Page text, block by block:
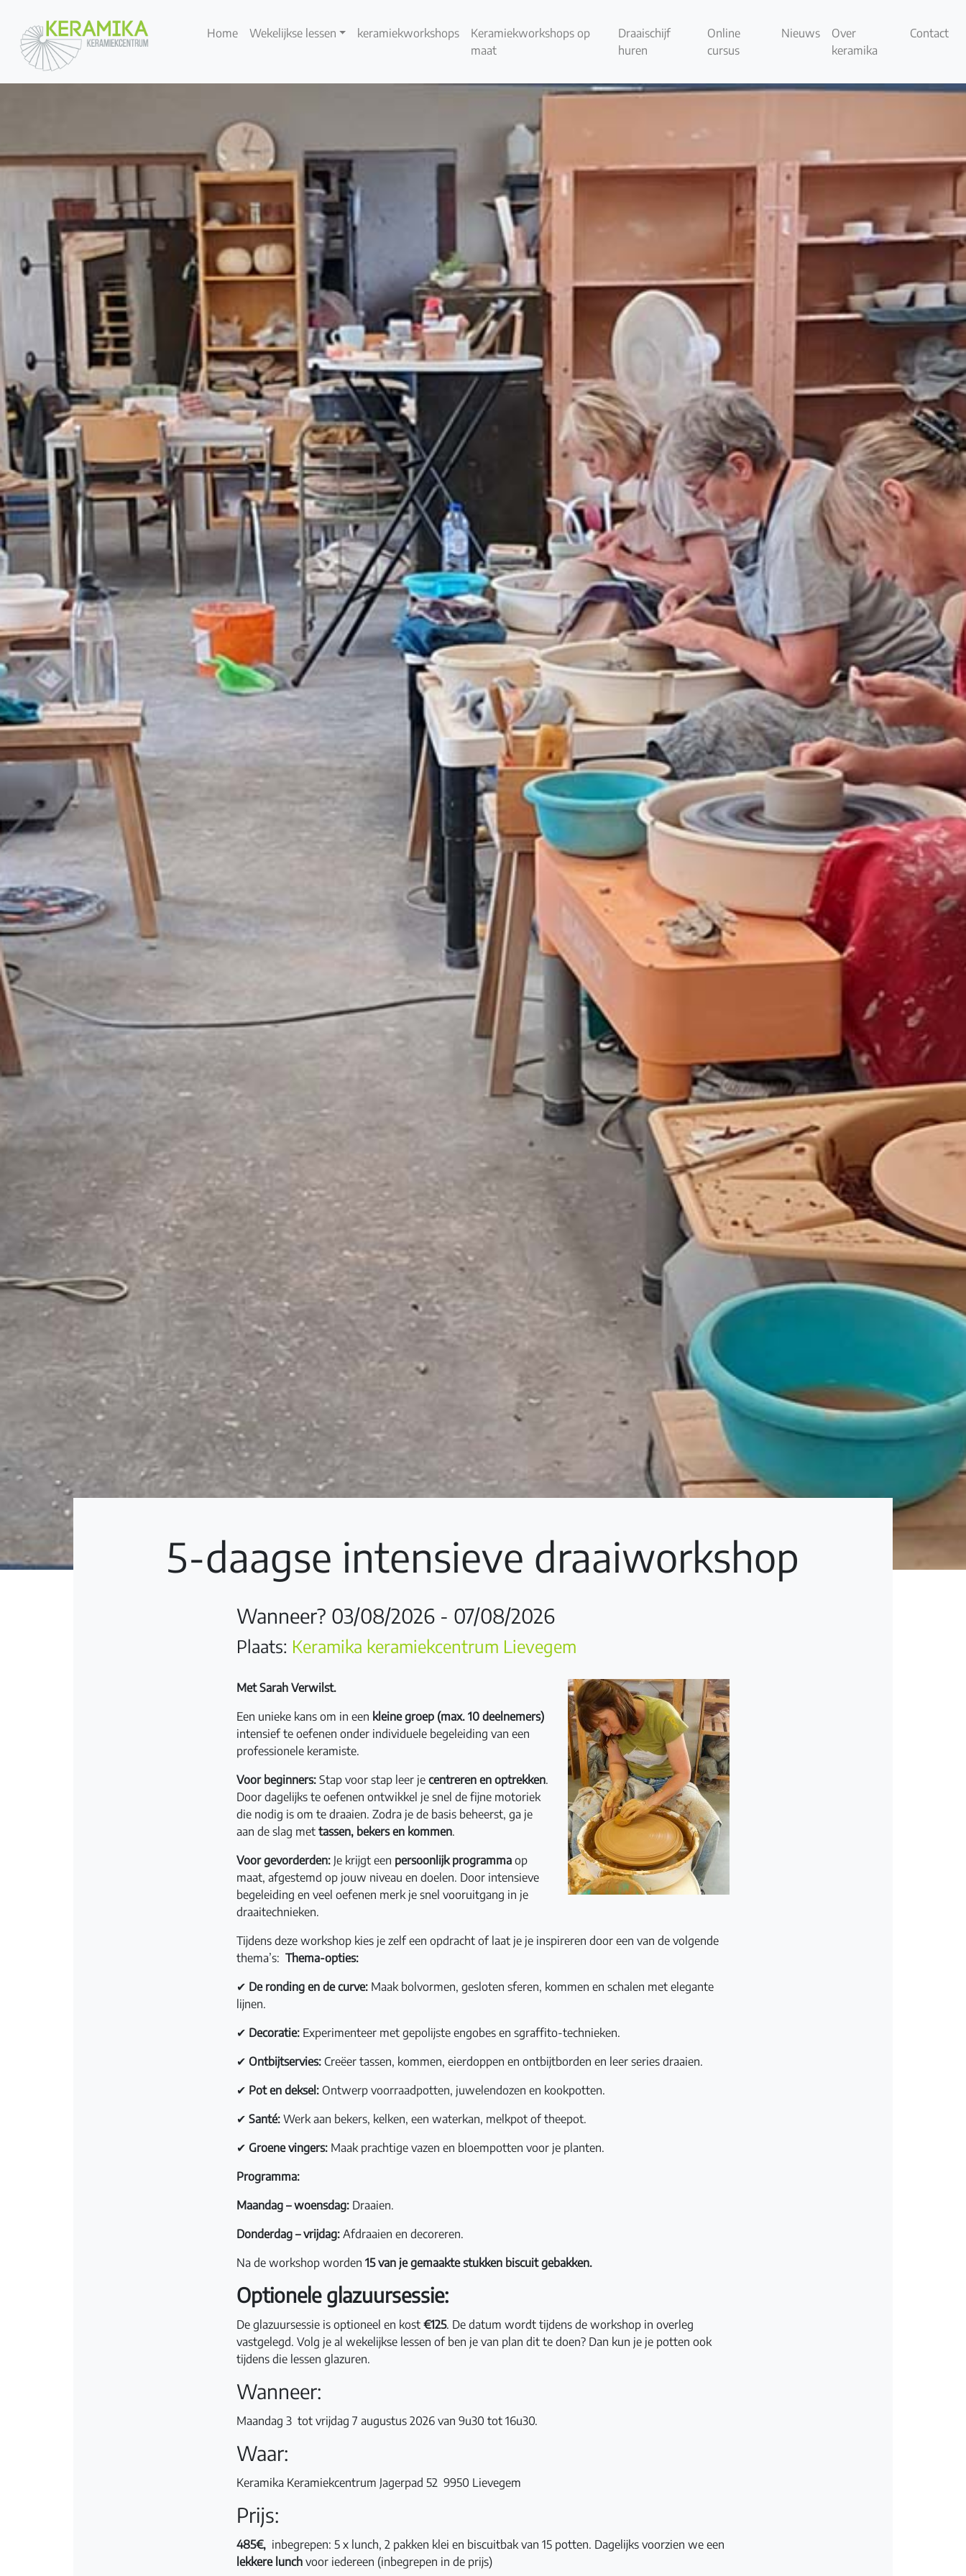
Home Wekelijkse lessen keramiekworkshops
Keramiekworkshops op
maat
Draaischijf
huren
Online
cursus
Nieuws
Over
keramika
Contact
5-daagse intensieve draaiworkshop
Wanneer? 03/08/2026 - 07/08/2026
Plaats: Keramika keramiekcentrum Lievegem
Met Sarah Verwilst.
Een unieke kans om in een kleine groep (max. 10 deelnemers)
intensief te oefenen onder individuele begeleiding van een
professionele keramiste.
Voor beginners: Stap voor stap leer je centreren en optrekken.
Door dagelijks te oefenen ontwikkel je snel de fijne motoriek
die nodig is om te draaien. Zodra je de basis beheerst, ga je
aan de slag met tassen, bekers en kommen.
Voor gevorderden: Je krijgt een persoonlijk programma op
maat, afgestemd op jouw niveau en doelen. Door intensieve
begeleiding en veel oefenen merk je snel vooruitgang in je
draaitechnieken.
Tijdens deze workshop kies je zelf een opdracht of laat je je inspireren door een van de volgende
thema’s: Thema-opties:
✔ De ronding en de curve: Maak bolvormen, gesloten sferen, kommen en schalen met elegante
lijnen.
✔ Decoratie: Experimenteer met gepolijste engobes en sgraffito-technieken.
✔ Ontbijtservies: Creëer tassen, kommen, eierdoppen en ontbijtborden en leer series draaien.
✔ Pot en deksel: Ontwerp voorraadpotten, juwelendozen en kookpotten.
✔ Santé: Werk aan bekers, kelken, een waterkan, melkpot of theepot.
✔ Groene vingers: Maak prachtige vazen en bloempotten voor je planten.
Programma:
Maandag – woensdag: Draaien.
Donderdag – vrijdag: Afdraaien en decoreren.
Na de workshop worden 15 van je gemaakte stukken biscuit gebakken.
Optionele glazuursessie:
De glazuursessie is optioneel en kost €125. De datum wordt tijdens de workshop in overleg
vastgelegd. Volg je al wekelijkse lessen of ben je van plan dit te doen? Dan kun je je potten ook
tijdens die lessen glazuren.
Wanneer:
Maandag 3 tot vrijdag 7 augustus 2026 van 9u30 tot 16u30.
Waar:
Keramika Keramiekcentrum Jagerpad 52 9950 Lievegem
Prijs:
485€, inbegrepen: 5 x lunch, 2 pakken klei en biscuitbak van 15 potten. Dagelijks voorzien we een
lekkere lunch voor iedereen (inbegrepen in de prijs)